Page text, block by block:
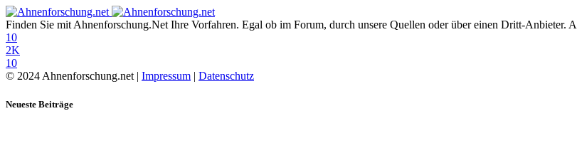
Finden Sie mit Ahnenforschung.Net Ihre Vorfahren. Egal ob im Forum, durch unsere Quellen oder über einen Dritt-Anbieter.
10
2K
10
© 2024 Ahnenforschung.net | Impressum | Datenschutz
Neueste Beiträge